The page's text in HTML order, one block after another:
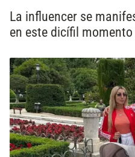
La influencer se
en este dicífil